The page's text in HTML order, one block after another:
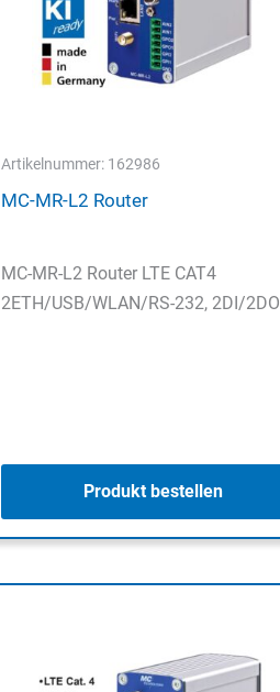
Artikelnummer: 162986
MC-MR-L2 Router
MC-MR-L2 Router LTE CAT4
2ETH/USB/WLAN/RS-232, 2DI/2DO
Produkt bestellen